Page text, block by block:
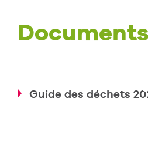
Documents
Guide des déchets